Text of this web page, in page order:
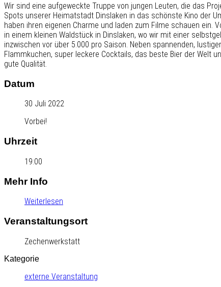
Wir sind eine aufgeweckte Truppe von jungen Leuten, die das
Spots unserer Heimatstadt Dinslaken in das schönste Kino der
haben ihren eigenen Charme und laden zum Filme schauen ein.
in einem kleinen Waldstück in Dinslaken, wo wir mit einer
inzwischen vor über 5.000 pro Saison. Neben spannenden,
Flammkuchen, super leckere Cocktails, das beste Bier der Welt
gute Qualität.
Datum
30 Juli 2022
Vorbei!
Uhrzeit
19:00
Mehr Info
Weiterlesen
Veranstaltungsort
Zechenwerkstatt
Kategorie
externe Veranstaltung